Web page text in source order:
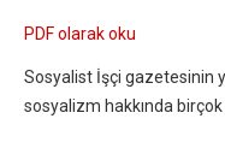
PDF olarak oku
Sosyalist İşçi gazetesinin
sosyalizm hakkında